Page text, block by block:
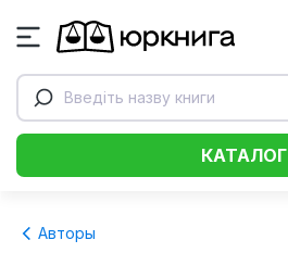
Введіть назву книги
КАТАЛОГ
Авторы